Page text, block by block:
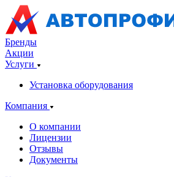
Бренды
Акции
Услуги
Установка оборудования
Компания
О компании
Лицензии
Отзывы
Документы